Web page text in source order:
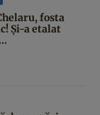
fosta
Și-a etalat